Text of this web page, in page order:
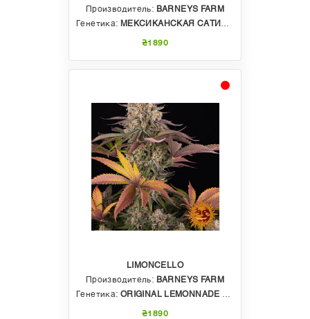
Производитель: BARNEYS FARM
Генетика: МЕКСИКАНСКАЯ САТИВА X ТАЙСКАЯ САТИВА X АФГАНСКАЯ ИНДИКА
₴1890
LIMONCELLO
Производитель: BARNEYS FARM
Генетика: ORIGINAL LEMONNADE X CHERRY PIE
₴1890